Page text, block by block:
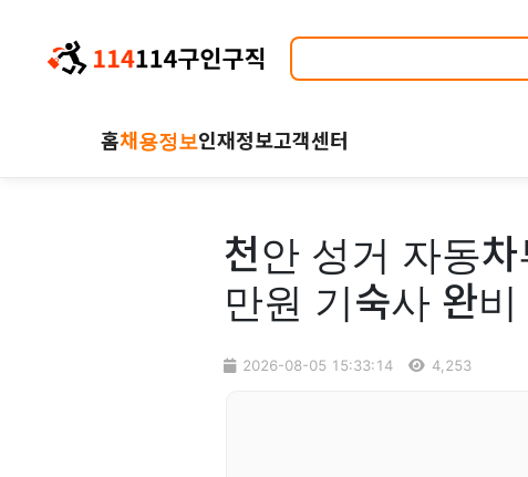
홈채용정보인재정보고객센터
천안 성거 자동
만원 기숙사 완비
2026-08-05 15:33:14 4,253